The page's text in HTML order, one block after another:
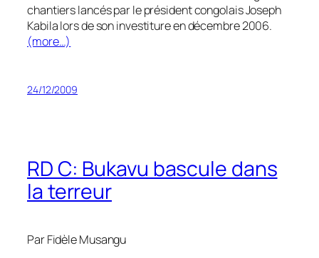
chantiers lancés par le président congolais Joseph
Kabila lors de son investiture en décembre 2006.
(more…)
24/12/2009
RD C: Bukavu bascule dans
la terreur
Par Fidèle Musangu